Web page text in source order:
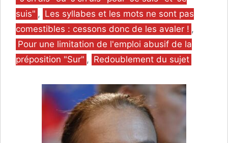
suis" , Les syllabes et les mots ne sont pas
comestibles : cessons donc de les avaler ! ,
Pour une limitation de l'emploi abusif de la
préposition "Sur" , Redoublement du sujet